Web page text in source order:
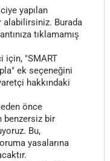
yapılan
alabilirsiniz. Burada
tıklamamış
için, "SMART
ek seçeneğini
hakkındaki
önce
benzersiz bir
Bu,
yasalarına